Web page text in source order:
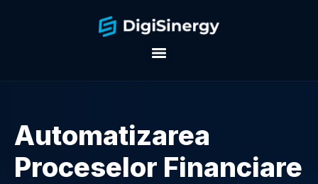
Automatizarea
Proceselor Financiare